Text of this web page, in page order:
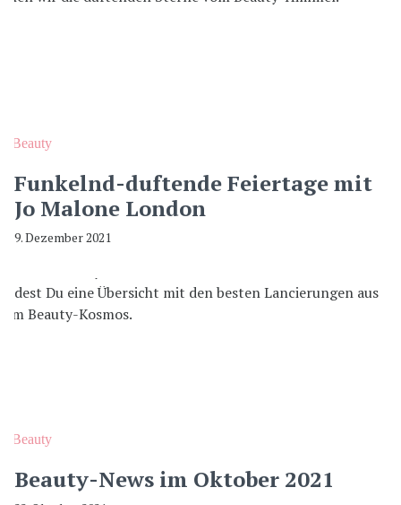
Beauty
Funkelnd-duftende Feiertage mit
Jo Malone London
9. Dezember 2021
Beauty
Beauty-News im Oktober 2021